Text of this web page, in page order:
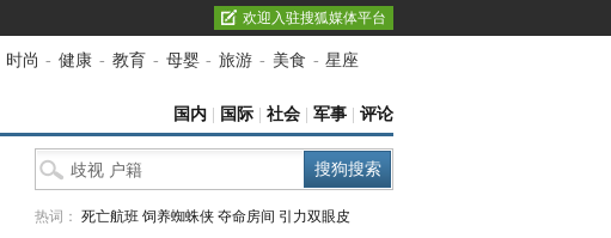
欢迎入驻搜狐媒体平台
时尚 - 健康 - 教育 - 母婴 - 旅游 - 美食 - 星座
国内 国际 社会 军事 评论
热词： 死亡航班 饲养蜘蛛侠 夺命房间 引力双眼皮